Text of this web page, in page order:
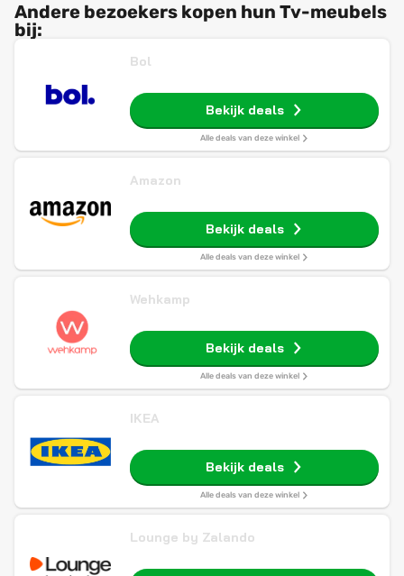
Andere bezoekers kopen hun Tv-meubels
bij:
Bol
Bekijk deals
Alle deals van deze winkel
Amazon
Bekijk deals
Alle deals van deze winkel
Wehkamp
Bekijk deals
Alle deals van deze winkel
IKEA
Bekijk deals
Alle deals van deze winkel
Lounge by Zalando